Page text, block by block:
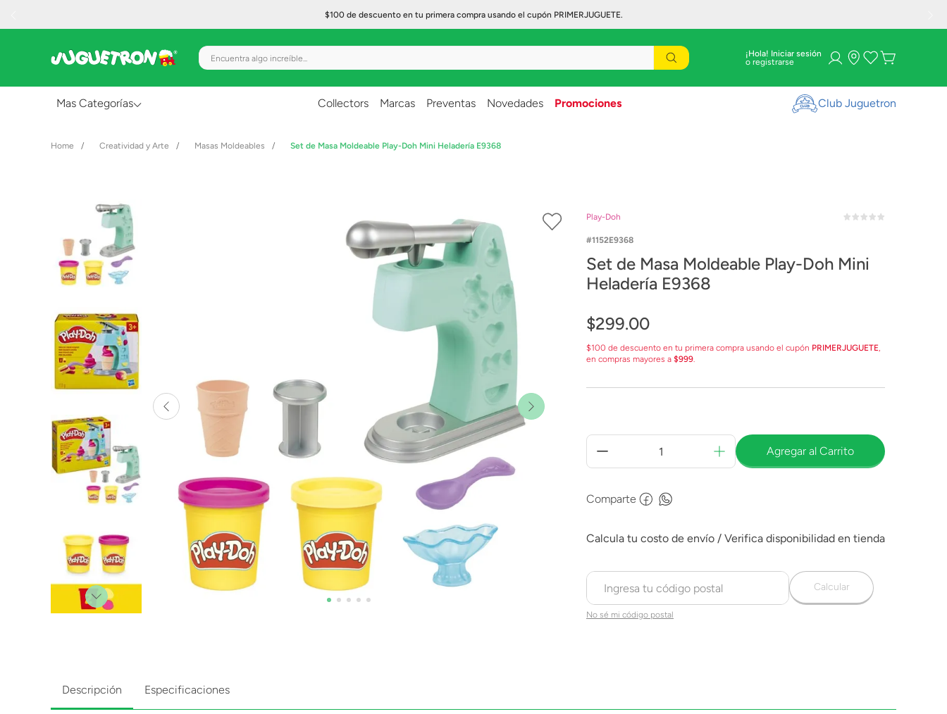
$100 de descuento en tu primera compra usando el cupón PRIMERJUGUETE.
Encuentra algo increíble... ¡Hola! Iniciar sesión
Mas Categorías
Creatividad y Arte
Figuras de Acción
Gadgets y Electrónicos
Lanzadores
Muñecas
Construcción
Peluches
Vehículos y Pistas
Collectors Marcas Preventas Novedades Promociones Club Juguetron
Creatividad y Arte Masas Moldeables Set de Masa Moldeable Play-Doh Mini Heladería E9368
Play-Doh
1152E9368
Set de Masa Moldeable Play-Doh Mini
Heladería E9368
$299.00
$100 de descuento en tu primera compra usando el cupón PRIMERJUGUETE,
en compras mayores a $999.
Agregar al Carrito
Comparte
No sé mi código postal
Calcular
Descripción Especificaciones